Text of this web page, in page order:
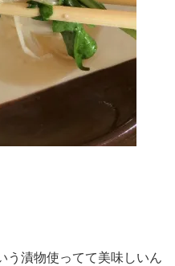
う漬物使ってて美味しいん